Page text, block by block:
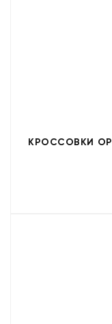
КРОССОВКИ